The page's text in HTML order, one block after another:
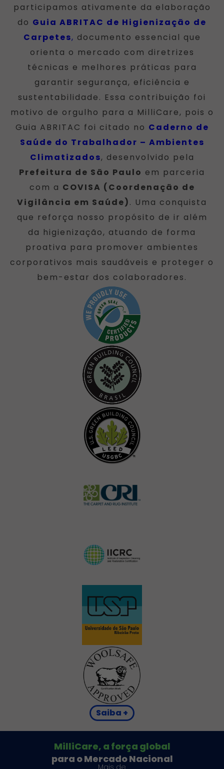
participamos ativamente da elaboração
do Guia ABRITAC de Higienização de
Carpetes, documento essencial que
orienta o mercado com diretrizes
técnicas e melhores práticas para
garantir segurança, eficiência e
sustentabilidade. Essa contribuição foi
motivo de orgulho para a MilliCare, pois o
Guia ABRITAC foi citado no Caderno de
Saúde do Trabalhador – Ambientes
Climatizados, desenvolvido pela
Prefeitura de São Paulo em parceria
com a COVISA (Coordenação de
Vigilância em Saúde). Uma conquista
que reforça nosso propósito de ir além
da higienização, atuando de forma
proativa para promover ambientes
corporativos mais saudáveis e proteger o
bem-estar dos colaboradores.
Saiba +
MilliCare, a força global
para o Mercado Nacional
Mais de